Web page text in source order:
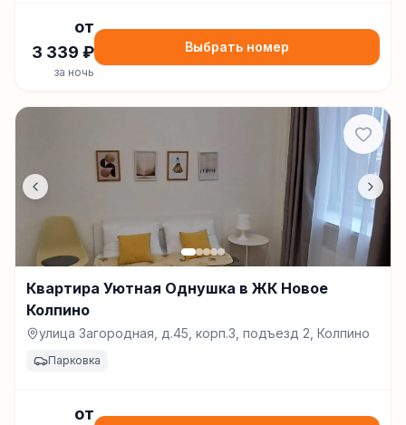
от
3 339 ₽
за ночь
Выбрать номер
Квартира Уютная Однушка в ЖК Новое
Колпино
улица Загородная, д.45, корп.3, подъезд 2, Колпино
Парковка
от